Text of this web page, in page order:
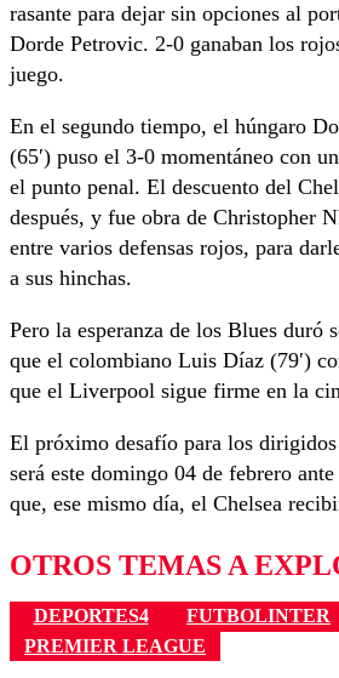
rasante para dejar sin opciones al
Dorde Petrovic. 2-0 ganaban los
juego.
En el segundo tiempo, el húngaro
(65′) puso el 3-0 momentáneo con
el punto penal. El descuento del
después, y fue obra de Christopher
entre varios defensas rojos, para
a sus hinchas.
Pero la esperanza de los Blues duró
que el colombiano Luis Díaz (79′)
que el Liverpool sigue firme en la
El próximo desafío para los
será este domingo 04 de febrero
que, ese mismo día, el Chelsea
OTROS TEMAS A
DEPORTES4 FUTBOLINTER
PREMIER LEAGUE